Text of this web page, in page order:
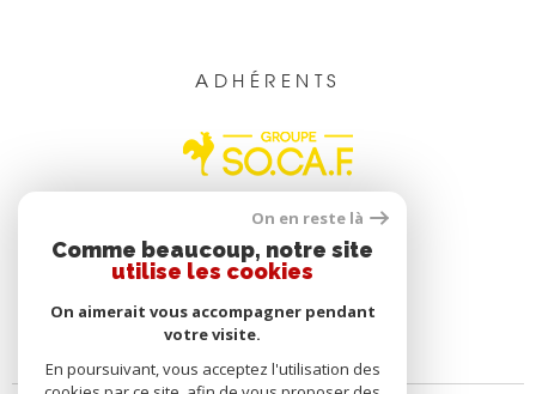
ADHÉRENTS
On en reste là
Comme beaucoup, notre site
utilise les cookies
On aimerait vous accompagner pendant
votre visite.
En poursuivant, vous acceptez l'utilisation des